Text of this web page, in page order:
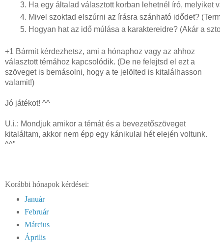
Ha egy általad választott korban lehetnél író, melyiket
Mivel szoktad elszúrni az írásra szánható idődet?
Hogyan hat az idő múlása a karaktereidre? (Akár a
+1 Bármit kérdezhetsz, ami a hónaphoz vagy az ahhoz
választott témához kapcsolódik. (De ne felejtsd el ezt a
szöveget is bemásolni, hogy a te jelölted is kitalálhasson
valamit!)
Jó játékot! ^^
U.i.: Mondjuk amikor a témát és a bevezetőszöveget
kitaláltam, akkor nem épp egy kánikulai hét elején voltunk.
^^"
Korábbi hónapok kérdései:
Január
Február
Március
Április